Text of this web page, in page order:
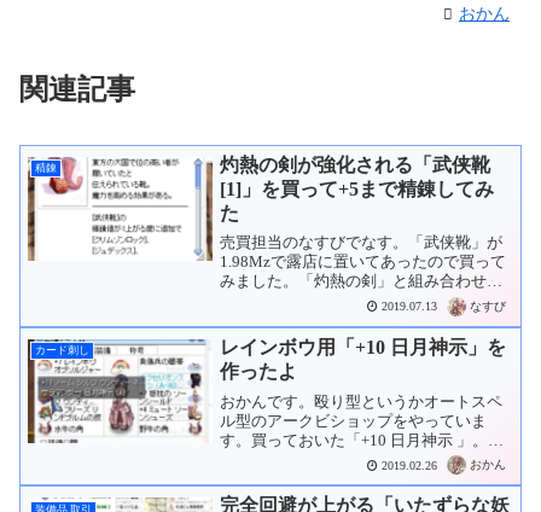
おかん
関連記事
精錬
灼熱の剣が強化される「武侠靴
[1]」を買って+5まで精錬してみ
た
売買担当のなすびでなす。「武侠靴」が
1.98Mzで露店に置いてあったので買って
みました。「灼熱の剣」と組み合わせる
ことで威力が上がります。この前買った
のと合わせると3つになったので、+5まで
精錬してみます。+0→+4カンカン！3本
→3本+4...
2019.07.13 なすび
カード刺し
レインボウ用「+10 日月神示」を
作ったよ
おかんです。殴り型というかオートスペ
ル型のアークビショップをやっていま
す。買っておいた「+10 日月神示 」。レ
インボウ用のカードを刺そうか悩んでい
たものの、使っていた「+8 ノーム シルフ
ウンディーネ サラマンダー 日月神示 」
2019.02.26 おかん
装備品 取引
完全回避が上がる「いたずらな妖